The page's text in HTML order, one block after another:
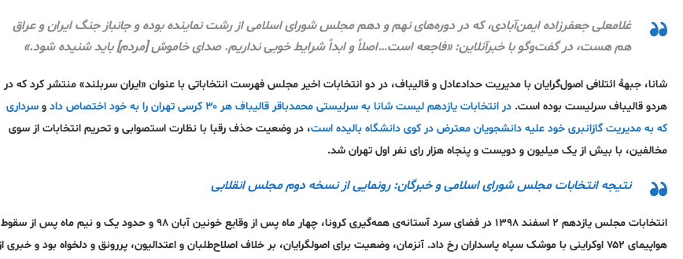
غلامعلی جعفرزاده ایمن‌آبادی، که در دوره‌های نهم و دهم مجلس شورای اسلامی از رشت نماینده بوده و جانباز جنگ ایران و عراق
هم هست، در گفت‌وگو با خبرآنلاین: «فاجعه است…اصلاً و ابداً شرایط خوبی نداریم. صدای خاموش [مردم] باید شنیده شود.»
شانا، جبههٔ ائتلافی اصول‌گرایان با مدیریت حدادعادل و قالیباف، در دو انتخابات اخیر مجلس فهرست انتخاباتی با عنوان «ایران سربلند» منتشر کرد که در
هردو قالیباف سرلیست بوده است. در انتخابات یازدهم لیست شانا به سرلیستی محمدباقر قالیباف هر ۳۰ کرسی تهران را به خود اختصاص داد و سرداری
که به مدیریت گازانبری خود علیه دانشجویان معترض در کوی دانشگاه بالیده است، در وضعیت حذف رقبا با نظارت استصوابی و تحریم انتخابات از سوی
مخالفین، با بیش از یک میلیون و دویست و پنجاه هزار رای نفر اول تهران شد.
نتیجه انتخابات مجلس شورای اسلامی و خبرگان: رونمایی از نسخه دوم مجلس انقلابی
انتخابات مجلس یازدهم ۲ اسفند ۱۳۹۸ در فضای سرد آستانه‌ی همه‌گیری کرونا، چهار ماه پس از وقایع خونین آبان ۹۸ و حدود یک و نیم ماه پس از سقوط
هواپیمای ۷۵۲ اوکراینی با موشک سپاه پاسداران رخ ‌داد. آنزمان، وضعیت برای اصولگرایان، بر خلاف اصلاح‌طلبان و اعتدالیون، پررونق و دلخواه بود و خبری از